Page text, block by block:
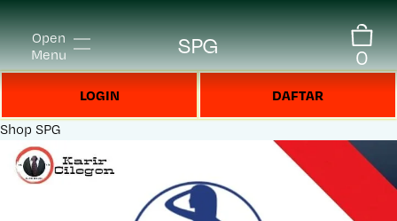
Open
Menu
SPG 0
LOGIN DAFTAR
Shop SPG